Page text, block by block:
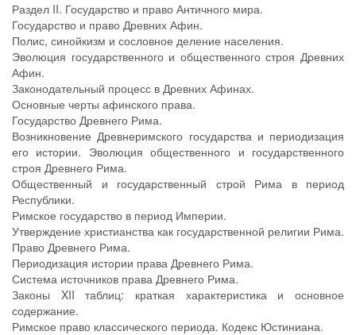
Раздел II. Государство и право Античного мира.
Государство и право Древних Афин.
Полис, синойкизм и сословное деление населения.
Эволюция государственного и общественного строя Древних
Афин.
Законодательный процесс в Древних Афинах.
Основные черты афинского права.
Государство Древнего Рима.
Возникновение Древнеримского государства и периодизация
его истории. Эволюция общественного и государственного
строя Древнего Рима.
Общественный и государственный строй Рима в период
Республики.
Римское государство в период Империи.
Утверждение христианства как государственной религии Рима.
Право Древнего Рима.
Периодизация истории права Древнего Рима.
Система источников права Древнего Рима.
Законы XII таблиц: краткая характеристика и основное
содержание.
Римское право классического периода. Кодекс Юстиниана.